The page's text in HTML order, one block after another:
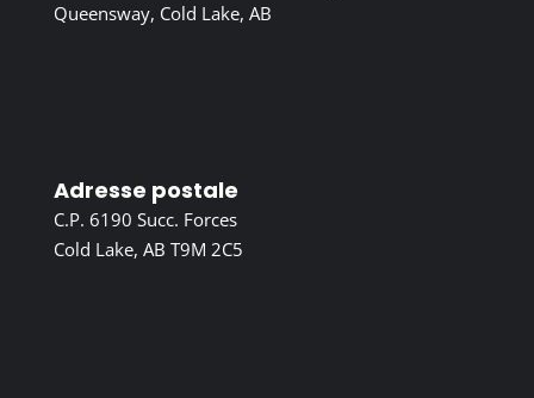
Queensway, Cold Lake, AB
Adresse postale
C.P. 6190 Succ. Forces
Cold Lake, AB T9M 2C5